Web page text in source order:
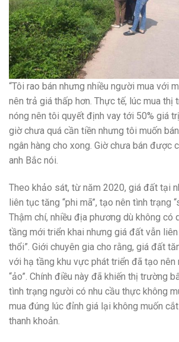
“Tôi rao bán nhưng nhiều người mua với
nên trả giá thấp hơn. Thực tế, lúc mua thị
nóng nên tôi quyết định vay tới 50% giá
giờ chưa quá cần tiền nhưng tôi muốn
ngân hàng cho xong. Giờ chưa bán được
anh Bắc nói.
Theo khảo sát, từ năm 2020, giá đất tại
liên tục tăng “phi mã”, tạo nên tình trạng
Thậm chí, nhiều địa phương dù không có
tầng mới triển khai nhưng giá đất vẫn
thổi”. Giới chuyên gia cho rằng, giá đất
với hạ tầng khu vực phát triển đã tạo
“ảo”. Chính điều này đã khiến thị trường
tình trạng người có nhu cầu thực không
mua đúng lúc đỉnh giá lại không muốn
thanh khoản.